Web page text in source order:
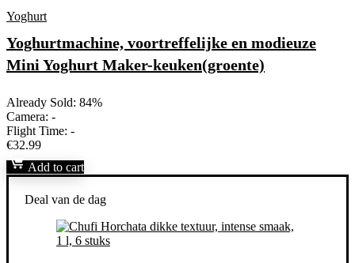
Yoghurt
Yoghurtmachine, voortreffelijke en modieuze
Mini Yoghurt Maker-keuken(groente)
Already Sold: 84%
Camera: -
Flight Time: -
€32.99
Add to cart
Deal van de dag